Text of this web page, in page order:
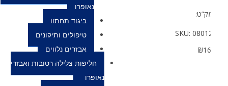
נאופרן
ביגוד תחתון
טיפולים ותיקונים
אבזרים נלווים
חליפות צלילה רטובות ואבזרי
נאופרן
SKU: